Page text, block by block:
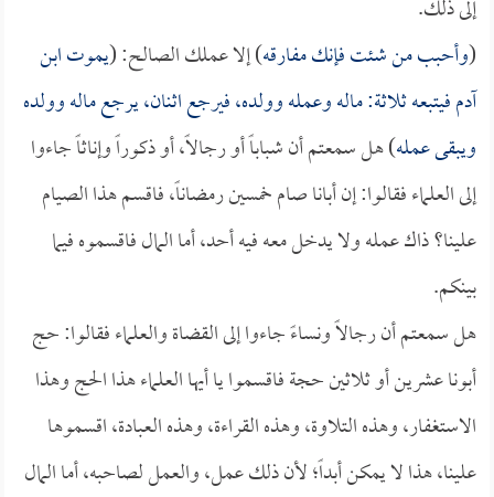
إلى ذلك.
(وأحبب من شئت فإنك مفارقه) إلا عملك الصالح: (يموت ابن
آدم فيتبعه ثلاثة: ماله وعمله وولده، فيرجع اثنان، يرجع ماله وولده
ويبقى عمله) هل سمعتم أن شباباً أو رجالاً، أو ذكوراً وإناثاً جاءوا
إلى العلماء فقالوا: إن أبانا صام خمسين رمضاناً، فاقسم هذا الصيام
علينا؟ ذاك عمله ولا يدخل معه فيه أحد، أما المال فاقسموه فيما
بينكم.
هل سمعتم أن رجالاً ونساءً جاءوا إلى القضاة والعلماء فقالوا: حج
أبونا عشرين أو ثلاثين حجة فاقسموا يا أيها العلماء هذا الحج وهذا
الاستغفار، وهذه التلاوة، وهذه القراءة، وهذه العبادة، اقسموها
علينا، هذا لا يمكن أبداً؛ لأن ذلك عمل، والعمل لصاحبه، أما المال